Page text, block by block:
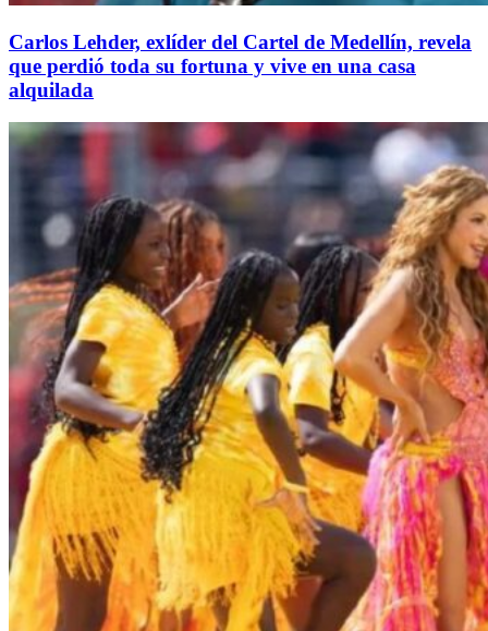
Carlos Lehder, exlíder del Cartel de Medellín, revela
que perdió toda su fortuna y vive en una casa
alquilada